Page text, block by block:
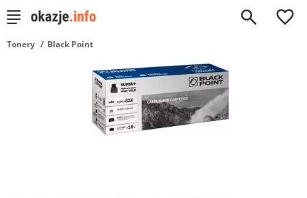
0
Tonery Black Point